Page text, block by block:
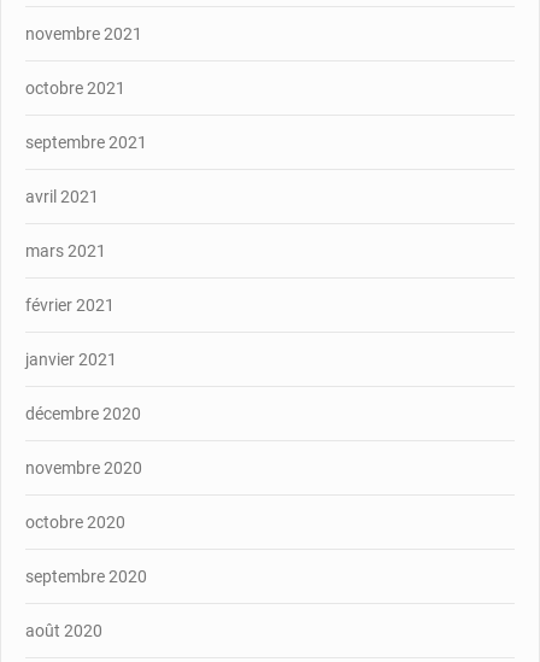
novembre 2021
octobre 2021
septembre 2021
avril 2021
mars 2021
février 2021
janvier 2021
décembre 2020
novembre 2020
octobre 2020
septembre 2020
août 2020